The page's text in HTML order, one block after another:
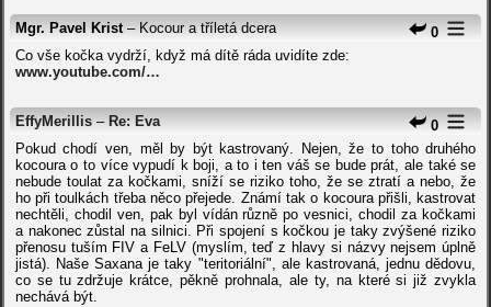
0
Mgr. Pavel Krist– Kocour a tříletá dcera
Co vše kočka vydrží, když má dítě ráda uvidíte zde:
www.youtube.com/…
0
EffyMerillis – Re: Eva
Pokud chodí ven, měl by být kastrovaný. Nejen, že to toho druhého
kocoura o to více vypudí k boji, a to i ten váš se bude prát, ale také se
nebude toulat za kočkami, sníží se riziko toho, že se ztratí a nebo, že
ho při toulkách třeba něco přejede. Známí tak o kocoura přišli, kastrovat
nechtěli, chodil ven, pak byl vídán různě po vesnici, chodil za kočkami
a nakonec zůstal na silnici. Při spojení s kočkou je taky zvýšené riziko
přenosu tuším FIV a FeLV (myslím, teď z hlavy si názvy nejsem úplně
jistá). Naše Saxana je taky "teritoriální", ale kastrovaná, jednu dědovu,
co se tu zdržuje krátce, pěkně prohnala, ale ty, na které si již zvykla
nechává být.